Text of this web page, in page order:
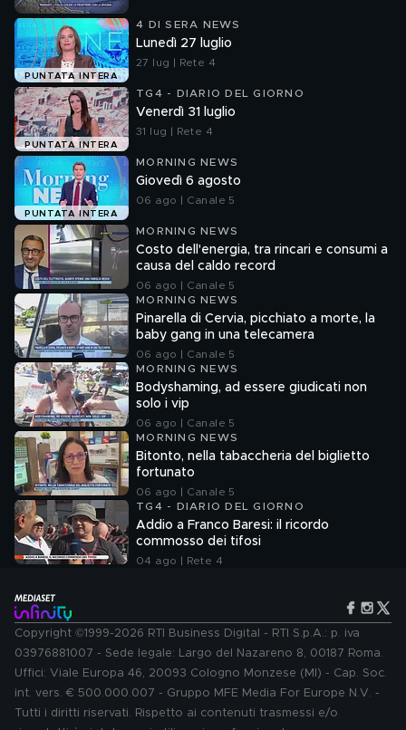
PUNTATA INTERA
4 DI SERA NEWS
Lunedì 27 luglio
27 lug | Rete 4
PUNTATA INTERA
TG4 - DIARIO DEL GIORNO
Venerdì 31 luglio
31 lug | Rete 4
PUNTATA INTERA
MORNING NEWS
Giovedì 6 agosto
06 ago | Canale 5
MORNING NEWS
Costo dell'energia, tra rincari e consumi a
causa del caldo record
06 ago | Canale 5
MORNING NEWS
Pinarella di Cervia, picchiato a morte, la
baby gang in una telecamera
06 ago | Canale 5
MORNING NEWS
Bodyshaming, ad essere giudicati non
solo i vip
06 ago | Canale 5
MORNING NEWS
Bitonto, nella tabaccheria del biglietto
fortunato
06 ago | Canale 5
TG4 - DIARIO DEL GIORNO
Addio a Franco Baresi: il ricordo
commosso dei tifosi
04 ago | Rete 4
Copyright ©1999-2026 RTI Business Digital - RTI S.p.A.: p. iva
03976881007 - Sede legale: Largo del Nazareno 8, 00187 Roma.
Uffici: Viale Europa 46, 20093 Cologno Monzese (MI) - Cap. Soc.
int. vers. € 500.000.007 - Gruppo MFE Media For Europe N.V. -
Tutti i diritti riservati. Rispetto ai contenuti trasmessi e/o